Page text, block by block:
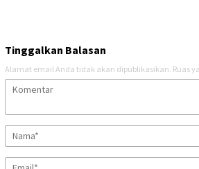
Tinggalkan Balasan
Alamat email Anda tidak akan dipublikasikan. Ruas